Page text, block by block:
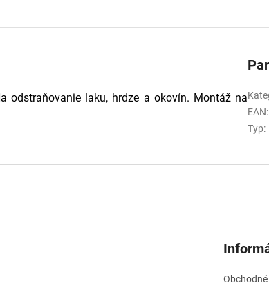
odstraňovanie laku, hrdze a okovín. Montáž na
EAN:
Typ: